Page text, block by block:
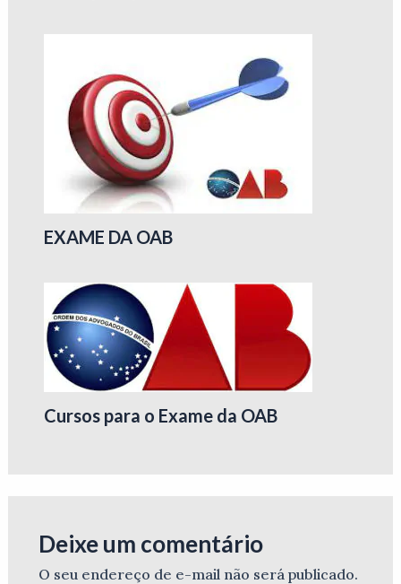
EXAME DA OAB
Cursos para o Exame da OAB
Deixe um comentário
O seu endereço de e-mail não será publicado.